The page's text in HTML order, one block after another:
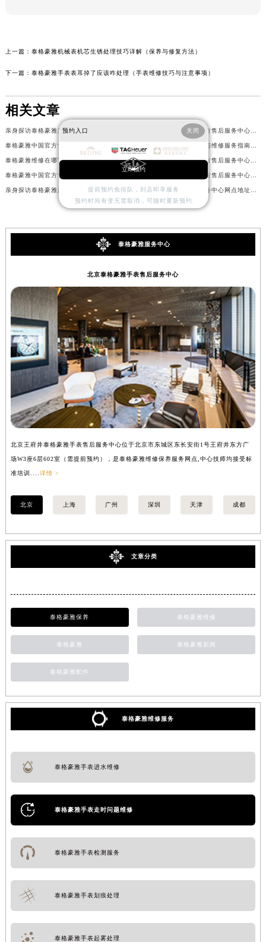
上一篇： 泰格豪雅机械表机芯生锈处理技巧详解（保养与修复方法）
下一篇： 泰格豪雅手表表耳掉了应该咋处理（手表维修技巧与注意事项）
相关文章
泰格豪雅维修在哪官方售后服务中心地址查询权威公示（2026年7月最新）
亲身探访泰格豪雅厦门官方售后服务中心｜全新服务热线及门店地址（2026年7月最新）
泰格豪雅服务中心
北京泰格豪雅手表售后服务中心
北京王府井泰格豪雅手表售后服务中心位于北京市东城区东长安街1号王府井东方广
场W3座6层602室（需提前预约），是泰格豪雅维修保养服务网点,中心技师均接受标
准培训....详情 >
北京 上海 广州 深圳 天津 成都
文章分类
泰格豪雅保养 泰格豪雅维修
泰格豪雅 泰格豪雅新闻
泰格豪雅配件
泰格豪雅维修服务
泰格豪雅手表进水维修
泰格豪雅手表走时问题维修
泰格豪雅手表检测服务
泰格豪雅手表划痕处理
泰格豪雅手表起雾处理
预约入口 关闭
立即预约
提前预约免排队，到店即享服务
预约时间有变无需取消，可随时重新预约